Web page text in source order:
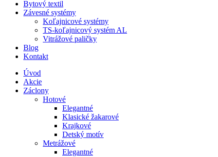
Bytový textil
Závesné systémy
Koľajnicové systémy
TS-koľajnicový systém AL
Vitrážové paličky
Blog
Kontakt
Úvod
Akcie
Záclony
Hotové
Elegantné
Klasické žakarové
Krajkové
Detský motív
Metrážové
Elegantné